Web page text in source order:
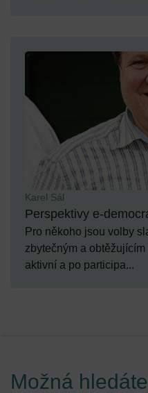
Karel Sál
Perspektivy e-
Pro někoho jsou volby
zbytečným a
aktivní a po participa...
Možná hledáte